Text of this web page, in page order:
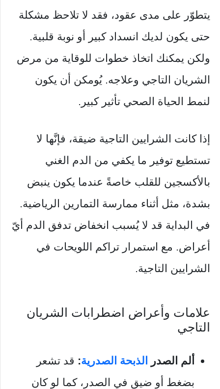
يتطوّر على مدى عقود، فقد لا تلاحظ مشكلة
حتى يكون لديك انسداد كبير أو نوبة قلبية.
ولكن يمكنك اتخاذ خطوات للوقاية من مرض
الشريان التاجي وعلاجه. يُومكن أن يكون
لنمط الحياة الصحي تأثير كبير.
إذا كانت الشرايين التاجية ضيقة، فإنَّها لا
تستطيع توفير ما يكفي من الدم الغني
بالأكسجين للقلب خاصةً عندما يكون ينبض
بشدة، مثل أثناء ممارسة التمارين الرياضية.
في البداية قد لا يُسبب انخفاض تدفق الدم أيّ
أعراض. مع استمرار تراكم اللويحات في
الشرايين التاجية.
علامات وأعراض اضطرابات الشريان
التاجي
ألم الصدر الذبحة الصدرية: قد تشعر
بضغط أو ضيق في الصدر، كما لو كان